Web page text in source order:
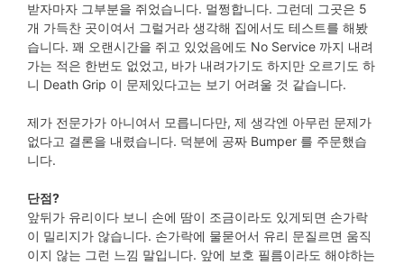
받자마자 그부분을 쥐었습니다. 멀쩡합니다. 그런데 그곳은 5
개 가득찬 곳이여서 그럴거라 생각해 집에서도 테스트를 해봤
습니다. 꽤 오랜시간을 쥐고 있었음에도 No Service 까지 내려
가는 적은 한번도 없었고, 바가 내려가기도 하지만 오르기도 하
니 Death Grip 이 문제있다고는 보기 어려울 것 같습니다.
제가 전문가가 아니여서 모릅니다만, 제 생각엔 아무런 문제가
없다고 결론을 내렸습니다. 덕분에 공짜 Bumper 를 주문했습
니다.
단점?
앞뒤가 유리이다 보니 손에 땀이 조금이라도 있게되면 손가락
이 밀리지가 않습니다. 손가락에 물묻어서 유리 문질르면 움직
이지 않는 그런 느낌 말입니다. 앞에 보호 필름이라도 해야하는